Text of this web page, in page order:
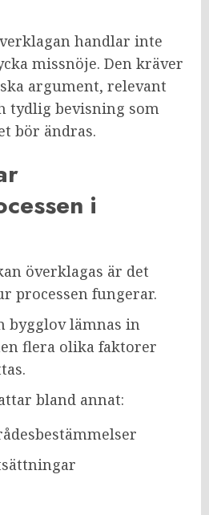
handlar inte
missnöje. Den kräver
argument, relevant
tydlig bevisning som
bör ändras.
i
överklagas är det
processen fungerar.
bygglov lämnas in
flera olika faktorer
bland annat: